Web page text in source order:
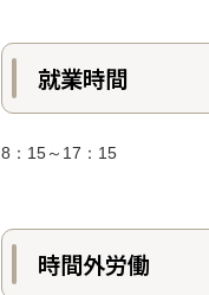
就業時間
8：15～17：15
時間外労働